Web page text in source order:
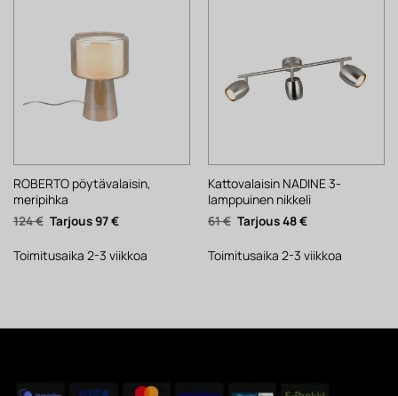
ROBERTO pöytävalaisin,
meripihka
124€ Alkuperäinen
hinta
124 €.
97€Nykyinen
97 €.
Toimitusaika 2-3 viikkoa
Kattovalaisin NADINE 3-
lamppuinen nikkeli
61€ Alkuperäinen
hinta
61 €.
48€Nykyinen
48 €.
Toimitusaika 2-3 viikkoa